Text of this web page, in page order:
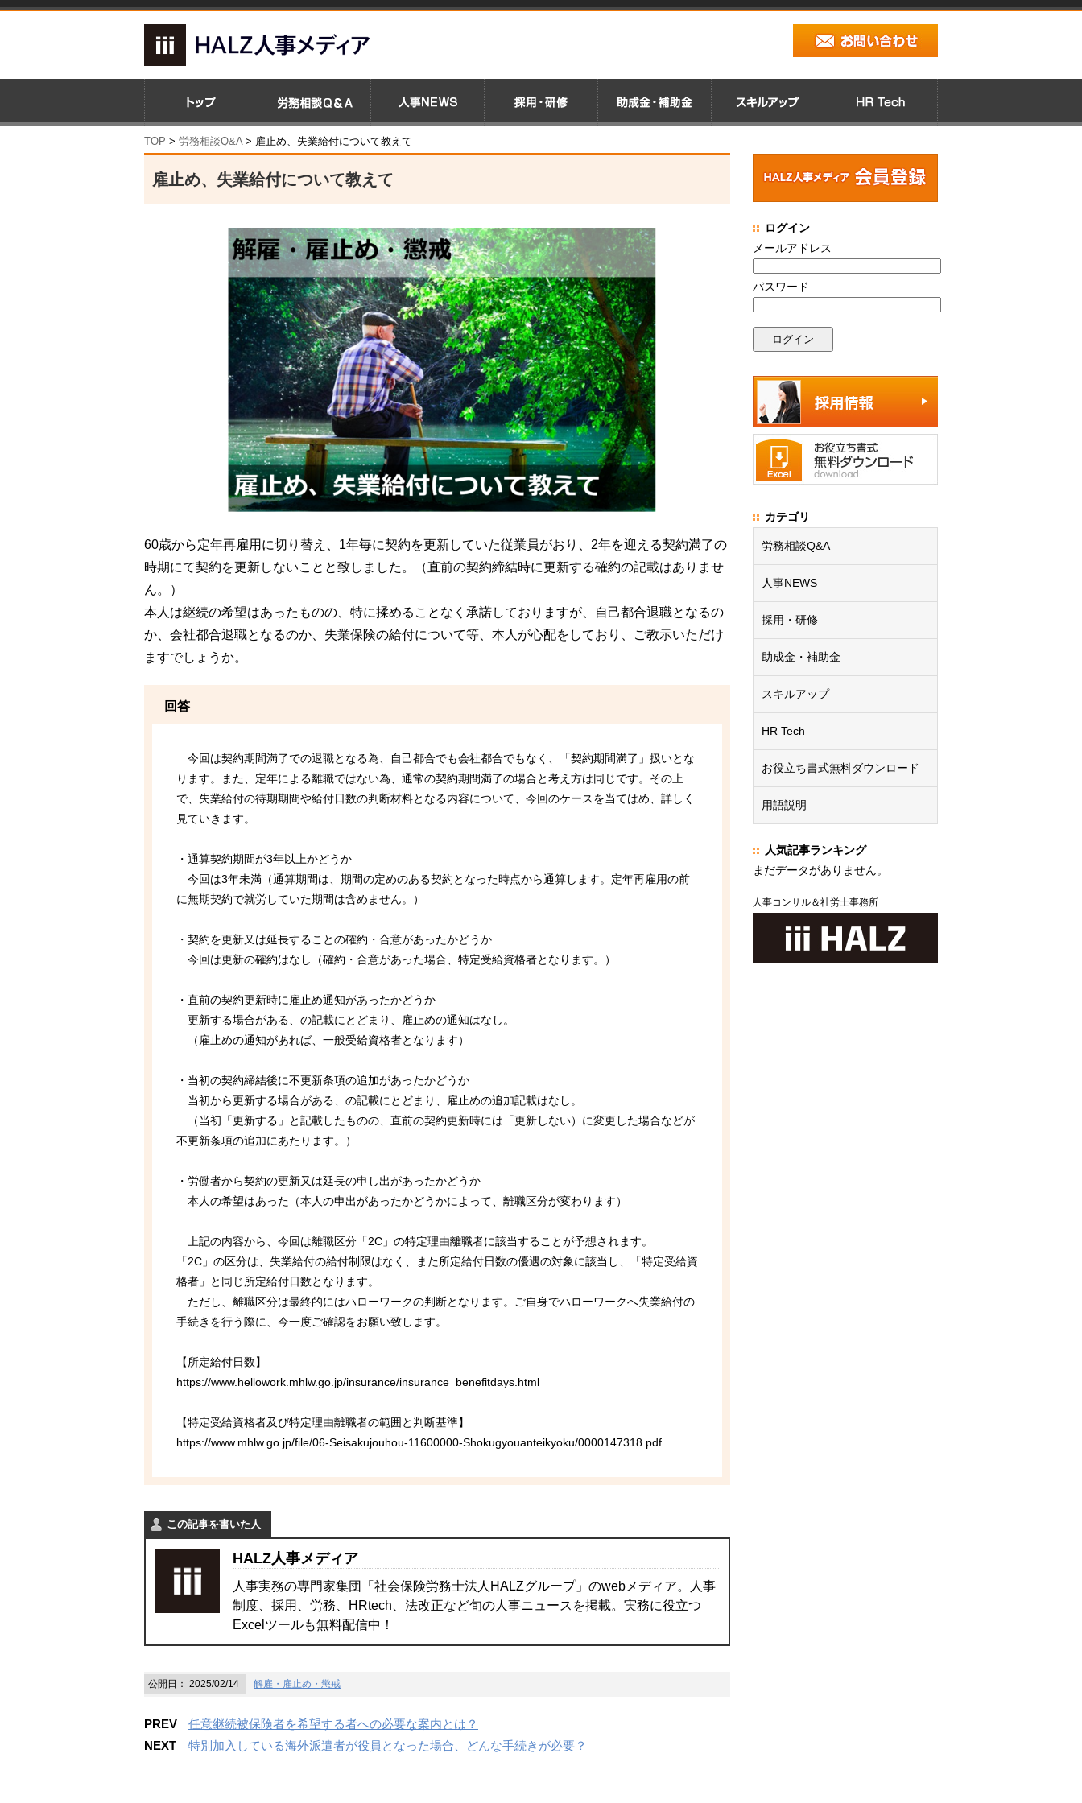
TOP > 労務相談Q&A> 雇止め、失業給付について教えて
雇止め、失業給付について教えて
60歳から定年再雇用に切り替え、1年毎に契約を更新していた従業員がおり、2年を迎える契約満了の
時期にて契約を更新しないことと致しました。（直前の契約締結時に更新する確約の記載はありませ
ん。）
本人は継続の希望はあったものの、特に揉めることなく承諾しておりますが、自己都合退職となるの
か、会社都合退職となるのか、失業保険の給付について等、本人が心配をしており、ご教示いただけ
ますでしょうか。
回答
今回は契約期間満了での退職となる為、自己都合でも会社都合でもなく、「契約期間満了」扱いとな
ります。また、定年による離職ではない為、通常の契約期間満了の場合と考え方は同じです。その上
で、失業給付の待期期間や給付日数の判断材料となる内容について、今回のケースを当てはめ、詳しく
見ていきます。
・通算契約期間が3年以上かどうか
今回は3年未満（通算期間は、期間の定めのある契約となった時点から通算します。定年再雇用の前
に無期契約で就労していた期間は含めません。）
・契約を更新又は延長することの確約・合意があったかどうか
今回は更新の確約はなし（確約・合意があった場合、特定受給資格者となります。）
・直前の契約更新時に雇止め通知があったかどうか
更新する場合がある、の記載にとどまり、雇止めの通知はなし。
（雇止めの通知があれば、一般受給資格者となります）
・当初の契約締結後に不更新条項の追加があったかどうか
当初から更新する場合がある、の記載にとどまり、雇止めの追加記載はなし。
（当初「更新する」と記載したものの、直前の契約更新時には「更新しない）に変更した場合などが
不更新条項の追加にあたります。）
・労働者から契約の更新又は延長の申し出があったかどうか
本人の希望はあった（本人の申出があったかどうかによって、離職区分が変わります）
上記の内容から、今回は離職区分「2C」の特定理由離職者に該当することが予想されます。
「2C」の区分は、失業給付の給付制限はなく、また所定給付日数の優遇の対象に該当し、「特定受給資
格者」と同じ所定給付日数となります。
ただし、離職区分は最終的にはハローワークの判断となります。ご自身でハローワークへ失業給付の
手続きを行う際に、今一度ご確認をお願い致します。
【所定給付日数】
https://www.hellowork.mhlw.go.jp/insurance/insurance_benefitdays.html
【特定受給資格者及び特定理由離職者の範囲と判断基準】
https://www.mhlw.go.jp/file/06-Seisakujouhou-11600000-Shokugyouanteikyoku/0000147318.pdf
この記事を書いた人
HALZ人事メディア
人事実務の専門家集団「社会保険労務士法人HALZグループ」のwebメディア。人事
制度、採用、労務、HRtech、法改正など旬の人事ニュースを掲載。実務に役立つ
Excelツールも無料配信中！
公開日： 2025/02/14 解雇・雇止め・懲戒
PREV
任意継続被保険者を希望する者への必要な案内とは？
NEXT
特別加入している海外派遣者が役員となった場合、どんな手続きが必要？
ログイン
メールアドレス
パスワード
カテゴリ
労務相談Q&A
人事NEWS
採用・研修
助成金・補助金
スキルアップ
HR Tech
お役立ち書式無料ダウンロード
用語説明
人気記事ランキング
まだデータがありません。
人事コンサル＆社労士事務所